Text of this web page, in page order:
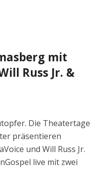
mit
Russ Jr. &
Die Theatertage
präsentieren
und Will Russ Jr.
live mit zwei